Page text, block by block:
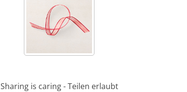
Sharing is caring - Teilen erlaubt